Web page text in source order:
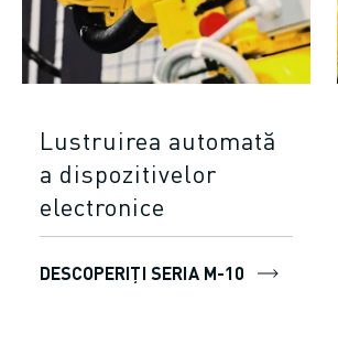
Lustruirea automată
a dispozitivelor
electronice
DESCOPERIȚI SERIA M-10